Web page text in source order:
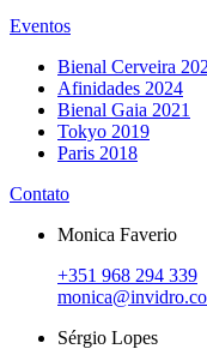
Eventos
Bienal Cerveira
Afinidades 2024
Bienal Gaia 2021
Tokyo 2019
Paris 2018
Contato
Monica Faverio
+351 968 294 339
Sérgio Lopes